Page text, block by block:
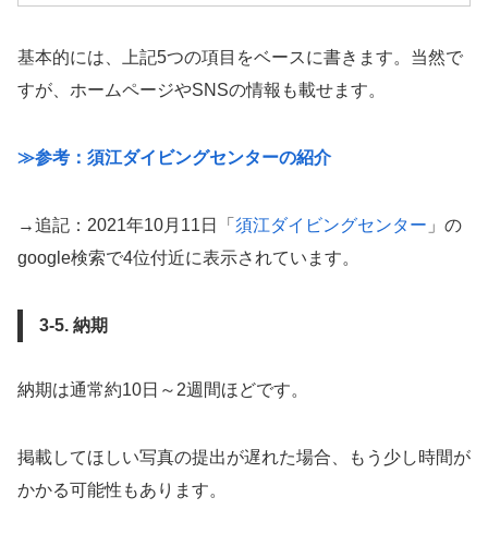
基本的には、上記5つの項目をベースに書きます。当然で
すが、ホームページやSNSの情報も載せます。
≫参考：須江ダイビングセンターの紹介
→追記：2021年10月11日「 須江ダイビングセンター 」の
google検索で4位付近に表示されています。
3-5. 納期
納期は通常約10日～2週間ほどです。
掲載してほしい写真の提出が遅れた場合、もう少し時間が
かかる可能性もあります。